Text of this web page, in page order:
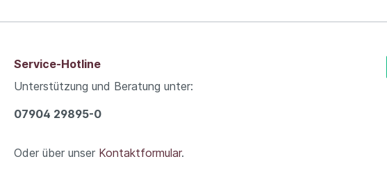
Service-Hotline
Unterstützung und Beratung unter:
07904 29895-0
Oder über unser Kontaktformular.